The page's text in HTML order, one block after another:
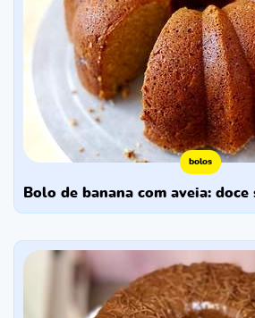
bolos
bolo de banana com aveia: doce